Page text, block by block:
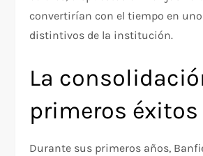
convertirían con el tiempo en uno
distintivos de la institución.
La
primeros éxitos
Durante sus primeros años,